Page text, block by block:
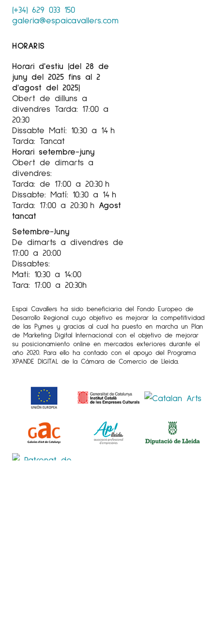
(+34) 629 033 150
galeria@espaicavallers.com
HORARIS
Horari d'estiu (del 28 de
juny del 2025 fins al 2
d'agost del 2025)
Obert de dilluns a
divendres Tarda: 17:00 a
20:30
Dissabte Matí: 10:30 a 14 h
Tarda: Tancat
Horari setembre-juny
Obert de dimarts a
divendres:
Tarda: de 17:00 a 20:30 h
Dissabte: Matí: 10:30 a 14 h
Tarda: 17:00 a 20:30 h Agost
tancat
Setembre-Juny
De dimarts a divendres de
17:00 a 20:00
Dissabtes:
Mati: 10:30 a 14:00
Tara: 17:00 a 20:30h
Espai Cavallers ha sido beneficiaria del Fondo Europeo de
Desarrollo Regional cuyo objetivo es mejorar la competitividad
de las Pymes y gracias al cual ha puesto en marcha un Plan
de Marketing Digital Internacional con el objetivo de mejorar
su posicionamiento online en mercados exteriores durante el
año 2020. Para ello ha contado con el apoyo del Programa
XPANDE DIGITAL de la Cámara de Comercio de Lleida.